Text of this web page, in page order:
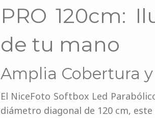
PRO 120cm:
de tu mano
Amplia Cobertura
El NiceFoto Softbox Led
diámetro diagonal de 120 cm,